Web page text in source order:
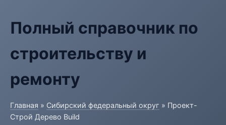
Полный справочник по
строительству и
ремонту
Главная » Сибирский федеральный округ » Проект-
Строй Дерево Build